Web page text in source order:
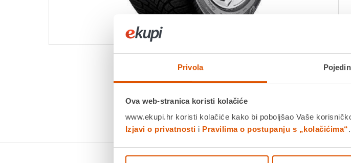
Privola
Ova web-stranica koristi kolačiće
www.ekupi.hr koristi kolačiće kako bi poboljšao Vaše
Izjavi o privatnosti i Pravilima o postupanju s „kolačićima“.
Detalji proizvoda